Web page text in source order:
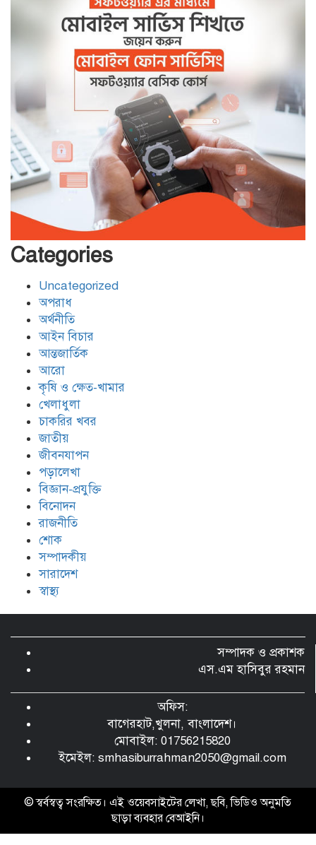
বেনাপোল সীমান্তে বিজিবির কঠোর
অবস্থানে বিএসএফের পুশইন প্রচেষ্টা ব্যর্থ
বিদ্যুৎ,জ্বালানি প্রতিমন্ত্রী রামপাল তাপ
বিদ্যুৎকেন্দ্র পরিদর্শনে করেন
বিদ্যুৎ,জ্বালানি প্রতিমন্ত্রী রামপাল তাপ
বিদ্যুৎকেন্দ্র পরিদর্শনে করেন
বেনাপোল চেকপোস্ট দিয়ে ভারতে
পাচার হওয়া ২০ নারী-শিশুকে ফেরত
Categories
Uncategorized
অপরাধ
অর্থনীতি
আইন বিচার
আন্তজার্তিক
আরো
কৃষি ও ক্ষেত-খামার
খেলাধুলা
চাকরির খবর
জাতীয়
জীবনযাপন
পড়ালেখা
বিজ্ঞান-প্রযুক্তি
বিনোদন
রাজনীতি
শোক
সম্পাদকীয়
সারাদেশ
স্বাস্থ্য
সম্পাদক ও প্রকাশক
এস.এম হাসিবুর রহমান
অফিস:
বাগেরহাট,খুলনা, বাংলাদেশ।
মোবাইল: 01756215820
ইমেইল: smhasiburrahman2050@gmail.com
© স্বর্বস্বত্ব সংরক্ষিত। এই ওয়েবসাইটের লেখা, ছবি, ভিডিও অনুমতি
ছাড়া ব্যবহার বেআইনি।